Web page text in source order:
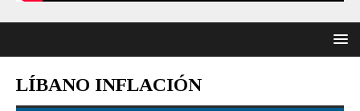
LÍBANO INFLACIÓN